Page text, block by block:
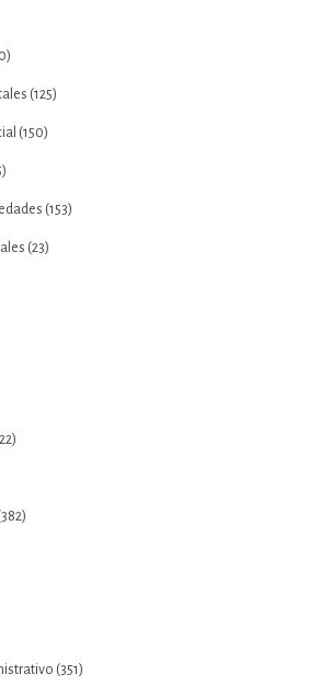
(125)
(150)
(153)
(23)
(351)